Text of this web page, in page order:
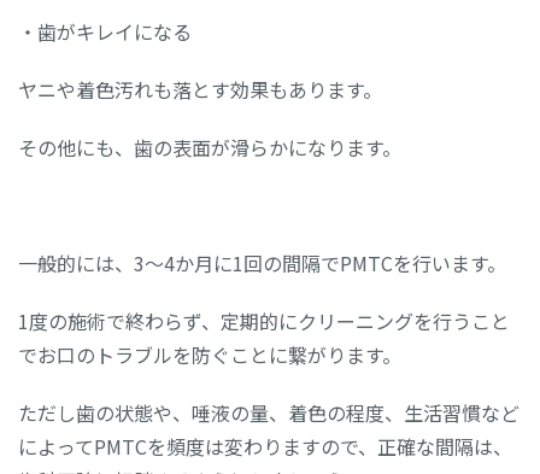
・歯がキレイになる
ヤニや着色汚れも落とす効果もあります。
その他にも、歯の表面が滑らかになります。
一般的には、3～4か月に1回の間隔でPMTCを行います。
1度の施術で終わらず、定期的にクリーニングを行うこと
でお口のトラブルを防ぐことに繋がります。
ただし歯の状態や、唾液の量、着色の程度、生活習慣など
によってPMTCを頻度は変わりますので、正確な間隔は、